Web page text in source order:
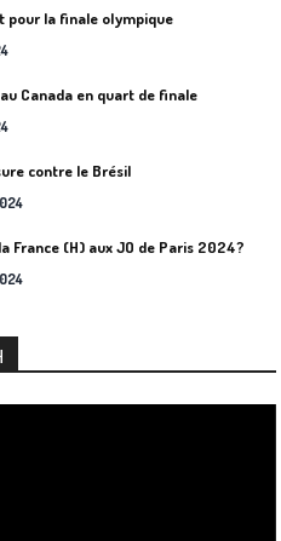
pour la finale olympique
Canada en quart de finale
contre le Brésil
France (H) aux JO de Paris 2024?